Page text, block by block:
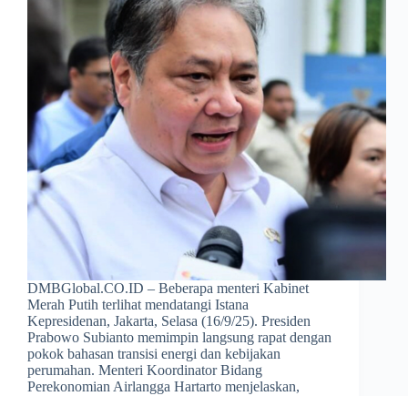
DMBGlobal.CO.ID – Beberapa menteri Kabinet
Merah Putih terlihat mendatangi Istana
Kepresidenan, Jakarta, Selasa (16/9/25). Presiden
Prabowo Subianto memimpin langsung rapat dengan
pokok bahasan transisi energi dan kebijakan
perumahan. Menteri Koordinator Bidang
Perekonomian Airlangga Hartarto menjelaskan,